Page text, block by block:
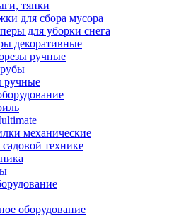
тяпки
для сбора мусора
для уборки снега
декоративные
ручные
ручные
механические
садовой технике
оборудование